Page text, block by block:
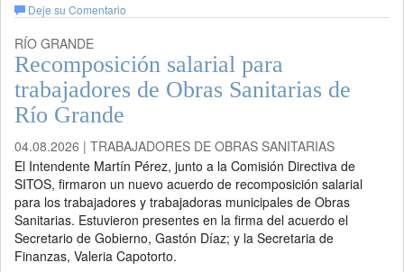
Deje su Comentario
RÍO GRANDE
Recomposición salarial para
trabajadores de Obras Sanitarias de
Río Grande
04.08.2026 | TRABAJADORES DE OBRAS SANITARIAS
El Intendente Martín Pérez, junto a la Comisión Directiva de
SITOS, firmaron un nuevo acuerdo de recomposición salarial
para los trabajadores y trabajadoras municipales de Obras
Sanitarias. Estuvieron presentes en la firma del acuerdo el
Secretario de Gobierno, Gastón Díaz; y la Secretaria de
Finanzas, Valeria Capotorto.